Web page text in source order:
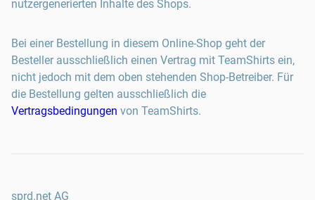
nutzergenerierten Inhalte des Shops.
Bei einer Bestellung in diesem Online-Shop geht der
Besteller ausschließlich einen Vertrag mit TeamShirts ein,
nicht jedoch mit dem oben stehenden Shop-Betreiber. Für
die Bestellung gelten ausschließlich die
Vertragsbedingungen von TeamShirts.
sprd.net AG